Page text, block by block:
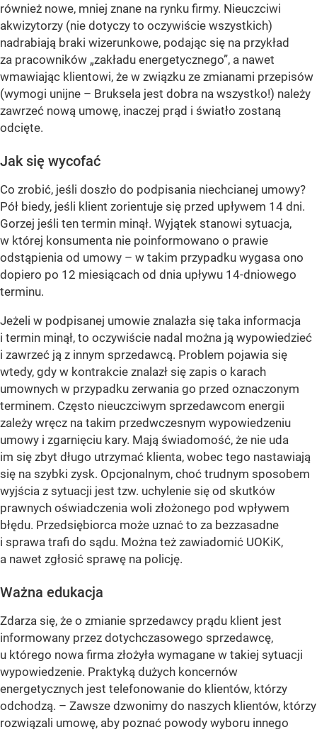
również nowe, mniej znane na rynku firmy. Nieuczciwi
akwizytorzy (nie dotyczy to oczywiście wszystkich)
nadrabiają braki wizerunkowe, podając się na przykład
za pracowników „zakładu energetycznego”, a nawet
wmawiając klientowi, że w związku ze zmianami przepisów
(wymogi unijne – Bruksela jest dobra na wszystko!) należy
zawrzeć nową umowę, inaczej prąd i światło zostaną
odcięte.
Jak się wycofać
Co zrobić, jeśli doszło do podpisania niechcianej umowy?
Pół biedy, jeśli klient zorientuje się przed upływem 14 dni.
Gorzej jeśli ten termin minął. Wyjątek stanowi sytuacja,
w której konsumenta nie poinformowano o prawie
odstąpienia od umowy – w takim przypadku wygasa ono
dopiero po 12 miesiącach od dnia upływu 14-dniowego
terminu.
Jeżeli w podpisanej umowie znalazła się taka informacja
i termin minął, to oczywiście nadal można ją wypowiedzieć
i zawrzeć ją z innym sprzedawcą. Problem pojawia się
wtedy, gdy w kontrakcie znalazł się zapis o karach
umownych w przypadku zerwania go przed oznaczonym
terminem. Często nieuczciwym sprzedawcom energii
zależy wręcz na takim przedwczesnym wypowiedzeniu
umowy i zgarnięciu kary. Mają świadomość, że nie uda
im się zbyt długo utrzymać klienta, wobec tego nastawiają
się na szybki zysk. Opcjonalnym, choć trudnym sposobem
wyjścia z sytuacji jest tzw. uchylenie się od skutków
prawnych oświadczenia woli złożonego pod wpływem
błędu. Przedsiębiorca może uznać to za bezzasadne
i sprawa trafi do sądu. Można też zawiadomić UOKiK,
a nawet zgłosić sprawę na policję.
Ważna edukacja
Zdarza się, że o zmianie sprzedawcy prądu klient jest
informowany przez dotychczasowego sprzedawcę,
u którego nowa firma złożyła wymagane w takiej sytuacji
wypowiedzenie. Praktyką dużych koncernów
energetycznych jest telefonowanie do klientów, którzy
odchodzą. – Zawsze dzwonimy do naszych klientów, którzy
rozwiązali umowę, aby poznać powody wyboru innego